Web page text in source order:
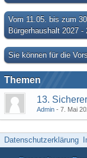
Vom 11.05. bis zum
Bürgerhaushalt 2027 -
Sie können für die
Themen
13.
Admin 7. Mai
Datenschutzerklärung